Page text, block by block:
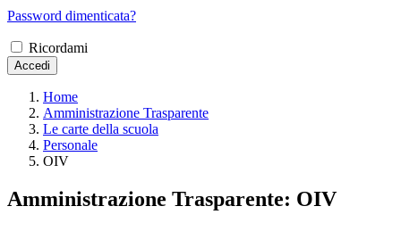
Password dimenticata?
Ricordami
Accedi
Home
Amministrazione Trasparente
Le carte della scuola
Personale
OIV
Amministrazione Trasparente: OIV